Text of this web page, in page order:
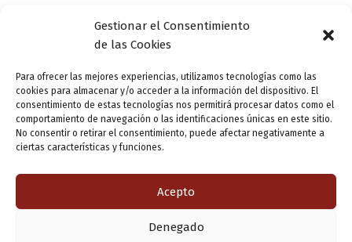
Gestionar el Consentimiento
de las Cookies
Para ofrecer las mejores experiencias, utilizamos tecnologías como las
cookies para almacenar y/o acceder a la información del dispositivo. El
consentimiento de estas tecnologías nos permitirá procesar datos como el
comportamiento de navegación o las identificaciones únicas en este sitio.
No consentir o retirar el consentimiento, puede afectar negativamente a
ciertas características y funciones.
Acepto
Denegado
Casa de Zorrilla conmemorarán el 168
aniversario del estreno de Don Juan
Tenorio
Deja un comentario /Actualidad/ PorVLLensutinta
¿De dónde “lo de Pucela”?
Actualidad / Por